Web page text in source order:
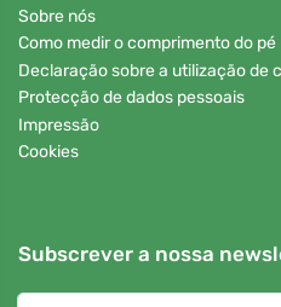
Sobre nós
Como medir o comprimento do pé
Declaração sobre a utilização de
Protecção de dados pessoais
Impressão
Cookies
Subscrever a nossa